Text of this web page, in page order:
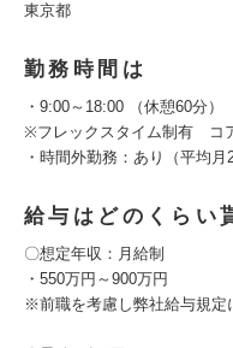
東京都
勤務時間は
・9:00～18:00 （休憩60分）
※フレックスタイム制有 コ
・時間外勤務：あり（平均月
給与はどのくらい
〇想定年収：月給制
・550万円～900万円
※前職を考慮し弊社給与規定